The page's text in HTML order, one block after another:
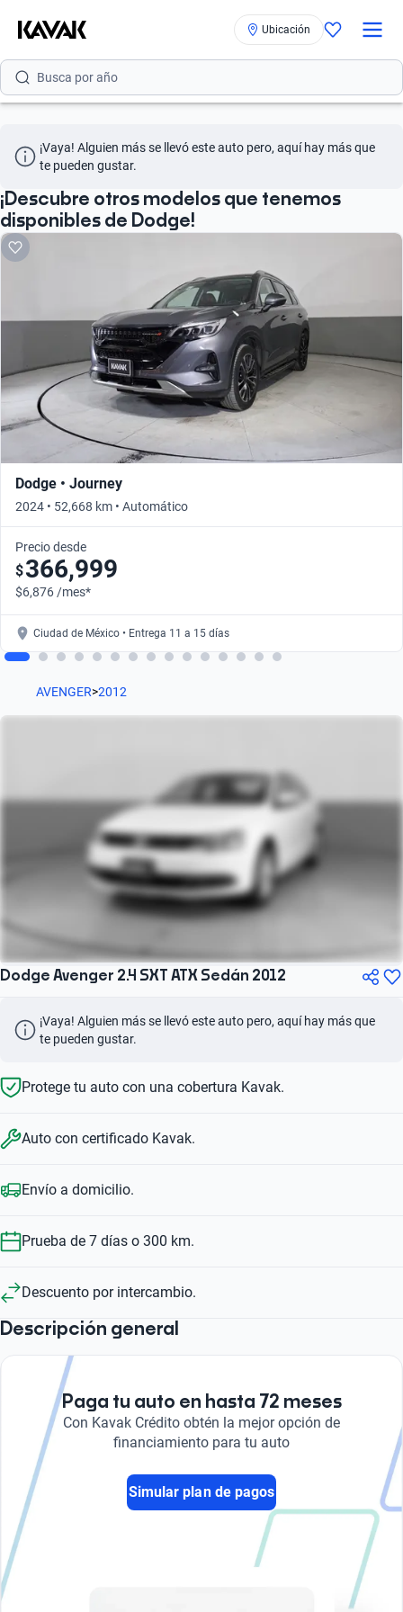
Ubicación
Busca por versión
Busca por año
¡Vaya! Alguien más se llevó este auto pero, aquí hay más que
te pueden gustar.
¡Descubre otros modelos que tenemos
disponibles de Dodge!
Dodge • Journey
2024 • 52,668 km • Automático
Precio desde
$366,999
$6,876 /mes*
Ciudad de México • Entrega 11 a 15 días
AVENGER>2012
Dodge Avenger 2.4 SXT ATX Sedán 2012
¡Vaya! Alguien más se llevó este auto pero, aquí hay más que
te pueden gustar.
Protege tu auto con una cobertura Kavak.
Auto con certificado Kavak.
Envío a domicilio.
Prueba de 7 días o 300 km.
Descuento por intercambio.
Descripción general
Paga tu auto en hasta 72 meses
Con Kavak Crédito obtén la mejor opción de
financiamiento para tu auto
Simular plan de pagos